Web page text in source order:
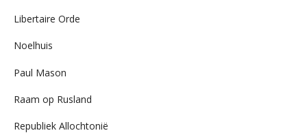
Libertaire Orde
Noelhuis
Paul Mason
Raam op Rusland
Republiek Allochtonië